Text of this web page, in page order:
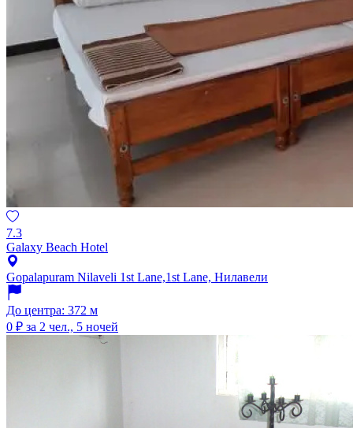
7.3
Galaxy Beach Hotel
Gopalapuram Nilaveli 1st Lane,1st Lane, Нилавели
До центра: 372 м
0 ₽ за 2 чел., 5 ночей